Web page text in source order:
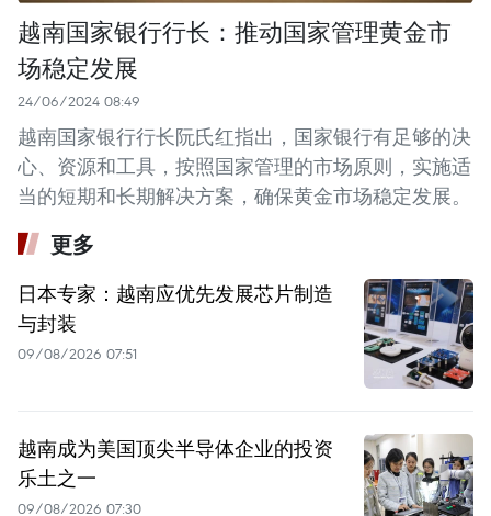
越南国家银行行长：推动国家管理黄金市
场稳定发展
24/06/2024 08:49
越南国家银行行长阮氏红指出，国家银行有足够的决
心、资源和工具，按照国家管理的市场原则，实施适
当的短期和长期解决方案，确保黄金市场稳定发展。
更多
日本专家：越南应优先发展芯片制造
与封装
09/08/2026 07:51
越南成为美国顶尖半导体企业的投资
乐土之一
09/08/2026 07:30